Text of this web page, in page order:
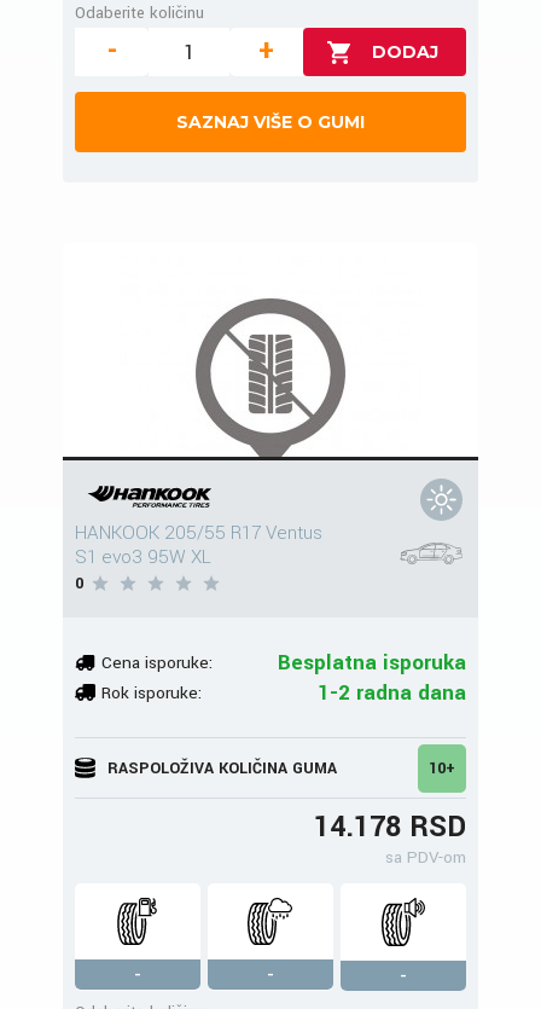
Odaberite količinu
- +
SAZNAJ VIŠE O GUMI
HANKOOK 205/55 R17 Ventus
S1 evo3 95W XL
0
Cena isporuke: Besplatna isporuka
Rok isporuke: 1-2 radna dana
RASPOLOŽIVA KOLIČINA GUMA 10+
14.178 RSD
sa PDV-om
- -
-